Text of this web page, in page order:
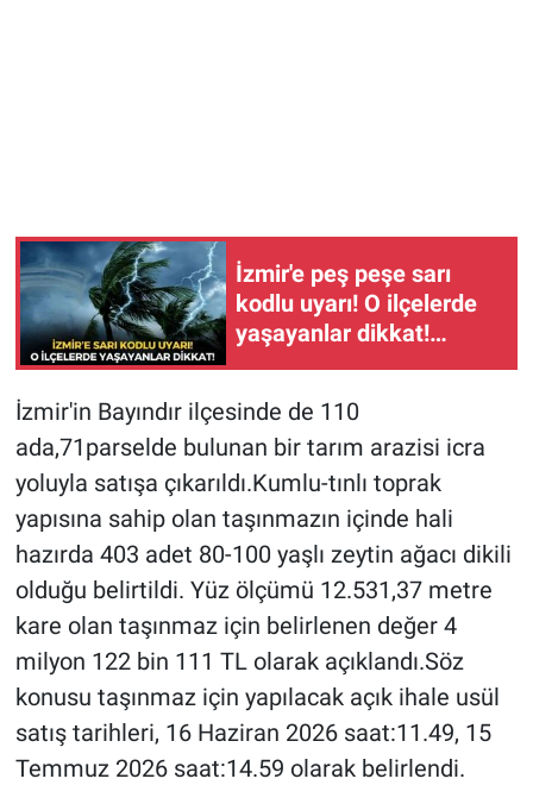
İzmir'e peş peşe sarı
kodlu uyarı! O ilçelerde
yaşayanlar dikkat!
İzmir'in Bayındır ilçesinde de 110
ada,71parselde bulunan bir tarım arazisi icra
yoluyla satışa çıkarıldı.Kumlu-tınlı toprak
yapısına sahip olan taşınmazın içinde hali
hazırda 403 adet 80-100 yaşlı zeytin ağacı dikili
olduğu belirtildi. Yüz ölçümü 12.531,37 metre
kare olan taşınmaz için belirlenen değer 4
milyon 122 bin 111 TL olarak açıklandı.Söz
konusu taşınmaz için yapılacak açık ihale usül
satış tarihleri, 16 Haziran 2026 saat:11.49, 15
Temmuz 2026 saat:14.59 olarak belirlendi.